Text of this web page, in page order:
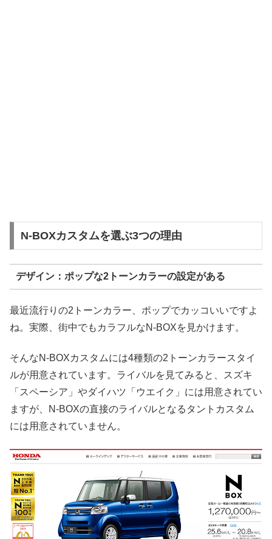
N-BOXカスタムを選ぶ3つの理由
デザイン：ポップな2トーンカラーの設定がある
最近流行りの2トーンカラー、ポップでカッコいいですよ
ね。実際、街中でもカラフルなN-BOXを見かけます。
そんなN-BOXカスタムには4種類の2トーンカラースタイ
ルが用意されています。ライバルを見てみると、スズキ
「スペーシア」やダイハツ「ウエイク」には用意されてい
ますが、N-BOXの直接のライバルとなるタントカスタム
には用意されていません。